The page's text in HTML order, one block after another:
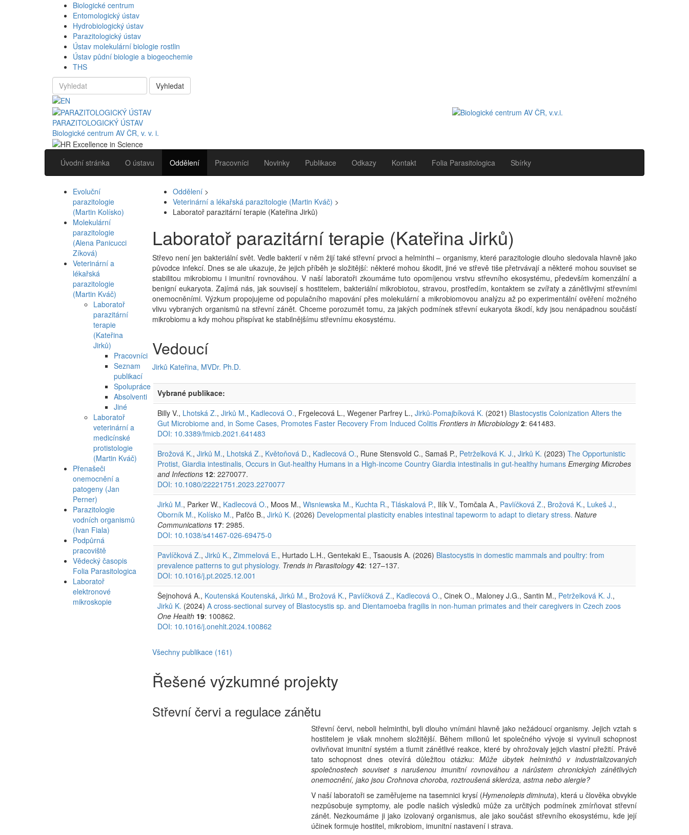
Biologické centrum
Entomologický ústav
Hydrobiologický ústav
Parazitologický ústav
Ústav molekulární biologie rostlin
Ústav půdní biologie a biogeochemie
THS
Vyhledat
PARAZITOLOGICKÝ ÚSTAV
Biologické centrum AV ČR, v. v. i.
Úvodní stránka O ústavu Oddělení Pracovníci Novinky Publikace Odkazy Kontakt Folia Parasitologica Sbírky
Evoluční
parazitologie
(Martin Kolísko)
Molekulární
parazitologie
(Alena Panicucci
Zíková)
Veterinární a
lékařská
parazitologie
(Martin Kváč)
Laboratoř
parazitární
terapie
(Kateřina
Jirků)
Pracovníci
Seznam
publikací
Spolupráce
Absolventi
Jiné
Laboratoř
veterinární a
medicínské
protistologie
(Martin Kváč)
Přenašeči
onemocnění a
patogeny (Jan
Perner)
Parazitologie
vodních organismů
(Ivan Fiala)
Podpůrná
pracoviště
Vědecký časopis
Folia Parasitologica
Laboratoř
elektronové
mikroskopie
Oddělení >
Veterinární a lékařská parazitologie (Martin Kváč) >
Laboratoř parazitární terapie (Kateřina Jirků)
Laboratoř parazitární terapie (Kateřina Jirků)
Střevo není jen bakteriální svět. Vedle bakterií v něm žijí také střevní prvoci a helminthi – organismy, které parazitologie dlouho sledovala hlavně jako
původce infekcí. Dnes se ale ukazuje, že jejich příběh je složitější: některé mohou škodit, jiné ve střevě tiše přetrvávají a některé mohou souviset se
stabilitou mikrobiomu i imunitní rovnováhou. V naší laboratoři zkoumáme tuto opomíjenou vrstvu střevního ekosystému, především komenzální a
benigní eukaryota. Zajímá nás, jak souvisejí s hostitelem, bakteriální mikrobiotou, stravou, prostředím, kontaktem se zvířaty a zánětlivými střevními
onemocněními. Výzkum propojujeme od populačního mapování přes molekulární a mikrobiomovou analýzu až po experimentální ověření možného
vlivu vybraných organismů na střevní zánět. Chceme porozumět tomu, za jakých podmínek střevní eukaryota škodí, kdy jsou nenápadnou součástí
mikrobiomu a kdy mohou přispívat ke stabilnějšímu střevnímu ekosystému.
Vedoucí
Jirků Kateřina, MVDr. Ph.D.
Vybrané publikace:
Billy V., Lhotská Z., Jirků M., Kadlecová O., Frgelecová L., Wegener Parfrey L., Jirků-Pomajbíková K. (2021) Blastocystis Colonization Alters the
Gut Microbiome and, in Some Cases, Promotes Faster Recovery From Induced Colitis Frontiers in Microbiology2: 641483.
DOI: 10.3389/fmicb.2021.641483
Brožová K., Jirků M., Lhotská Z., Květoňová D., Kadlecová O., Rune Stensvold C., Samaš P., Petrželková K. J., Jirků K. (2023) The Opportunistic
Protist, Giardia intestinalis, Occurs in Gut-healthy Humans in a High-income Country Giardia intestinalis in gut-healthy humans Emerging Microbes
and Infections 12: 2270077.
DOI: 10.1080/22221751.2023.2270077
Jirků M., Parker W., Kadlecová O., Moos M., Wisniewska M., Kuchta R., Tláskalová P., Ilík V., Tomčala A., Pavlíčková Z., Brožová K., Lukeš J.,
Oborník M., Kolísko M., Pafčo B., Jirků K. (2026) Developmental plasticity enables intestinal tapeworm to adapt to dietary stress. Nature
Communications 17: 2985.
DOI: 10.1038/s41467-026-69475-0
Pavlíčková Z., Jirků K., Zimmelová E., Hurtado L.H., Gentekaki E., Tsaousis A. (2026) Blastocystis in domestic mammals and poultry: from
prevalence patterns to gut physiology. Trends in Parasitology 42: 127–137.
DOI: 10.1016/j.pt.2025.12.001
Šejnohová A., Koutenská Koutenská, Jirků M., Brožová K., Pavlíčková Z., Kadlecová O., Cinek O., Maloney J.G., Santin M., Petrželková K. J.,
Jirků K. (2024) A cross-sectional survey of Blastocystis sp. and Dientamoeba fragilis in non-human primates and their caregivers in Czech zoos
One Health 19: 100862.
DOI: 10.1016/j.onehlt.2024.100862
Všechny publikace (161)
Řešené výzkumné projekty
Střevní červi a regulace zánětu
Střevní červi, neboli helminthi, byli dlouho vnímáni hlavně jako nežádoucí organismy. Jejich vztah s
hostitelem je však mnohem složitější. Během milionů let společného vývoje si vyvinuli schopnost
ovlivňovat imunitní systém a tlumit zánětlivé reakce, které by ohrožovaly jejich vlastní přežití. Právě
tato schopnost dnes otevírá důležitou otázku:Může úbytek helminthů v industrializovaných
společnostech souviset s narušenou imunitní rovnováhou a nárůstem chronických zánětlivých
onemocnění, jako jsou Crohnova choroba, roztroušená skleróza, astma nebo alergie?
V naší laboratoři se zaměřujeme na tasemnici krysí (Hymenolepis diminuta), která u člověka obvykle
nezpůsobuje symptomy, ale podle našich výsledků může za určitých podmínek zmírňovat střevní
zánět. Nezkoumáme ji jako izolovaný organismus, ale jako součást střevního ekosystému, kde její
účinek formuje hostitel, mikrobiom, imunitní nastavení i strava.